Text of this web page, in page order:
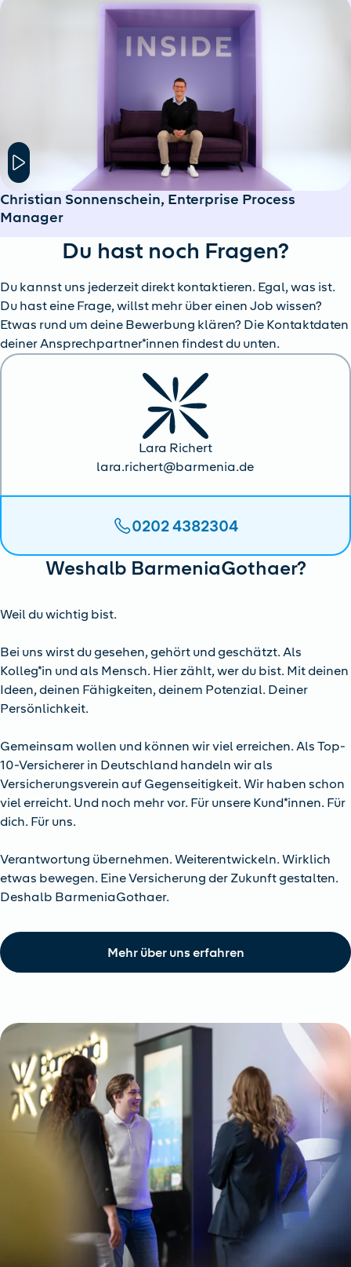
Hier klicken um das Modal Fenster zu öffnen
Christian Sonnenschein, Enterprise Process
Manager
Du hast noch Fragen?
Du kannst uns jederzeit direkt kontaktieren. Egal, was ist.
Du hast eine Frage, willst mehr über einen Job wissen?
Etwas rund um deine Bewerbung klären? Die Kontaktdaten
deiner Ansprechpartner*innen findest du unten.
Lara Richert
lara.richert@barmenia.de
0202 4382304
Weshalb BarmeniaGothaer?
Weil du wichtig bist.
Bei uns wirst du gesehen, gehört und geschätzt. Als
Kolleg*in und als Mensch. Hier zählt, wer du bist. Mit deinen
Ideen, deinen Fähigkeiten, deinem Potenzial. Deiner
Persönlichkeit.
Gemeinsam wollen und können wir viel erreichen. Als Top-
10-Versicherer in Deutschland handeln wir als
Versicherungsverein auf Gegenseitigkeit. Wir haben schon
viel erreicht. Und noch mehr vor. Für unsere Kund*innen. Für
dich. Für uns.
Verantwortung übernehmen. Weiterentwickeln. Wirklich
etwas bewegen. Eine Versicherung der Zukunft gestalten.
Deshalb BarmeniaGothaer.
Mehr über uns erfahren